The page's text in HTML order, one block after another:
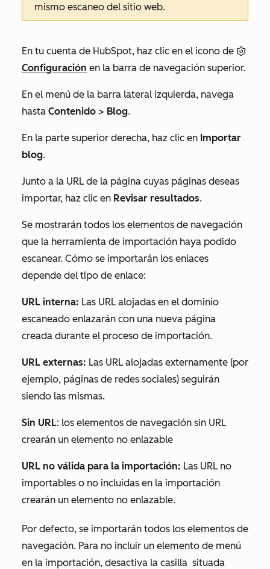
mismo escaneo del sitio web.
En tu cuenta de HubSpot, haz clic en el icono de
Configuración en la barra de navegación superior.
En el menú de la barra lateral izquierda, navega
hasta Contenido > Blog.
En la parte superior derecha, haz clic en Importar
blog.
Junto a la URL de la página cuyas páginas deseas
importar, haz clic en Revisar resultados.
Se mostrarán todos los elementos de navegación
que la herramienta de importación haya podido
escanear. Cómo se importarán los enlaces
depende del tipo de enlace:
URL interna: Las URL alojadas en el dominio
escaneado enlazarán con una nueva página
creada durante el proceso de importación.
URL externas: Las URL alojadas externamente (por
ejemplo, páginas de redes sociales) seguirán
siendo las mismas.
Sin URL: los elementos de navegación sin URL
crearán un elemento no enlazable
URL no válida para la importación: Las URL no
importables o no incluidas en la importación
crearán un elemento no enlazable.
Por defecto, se importarán todos los elementos de
navegación. Para no incluir un elemento de menú
en la importación, desactiva la casilla situada